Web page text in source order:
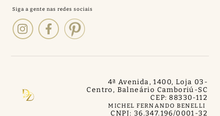
MICHEL FERNANDO BENELLI
4ª Avenida, 1400, Loja 03 -
Centro, Balneário Camboriú-SC
CEP: 88330-112
CNPJ: 36.347.196/0001-32